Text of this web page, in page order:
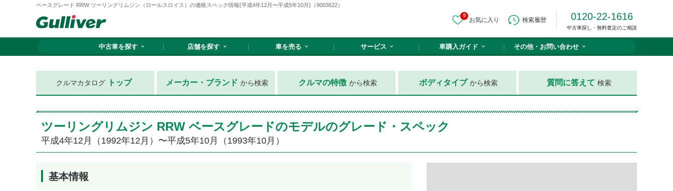
ベースグレード RRW ツーリングリムジン（ロールスロイス）の価格スペック情報{平成4年12月〜平成5年10月}（9003622）
0
お気に入り 検索履歴 0120-22-1616
中古車探し・無料査定のご相談
中古車を探す 店舗を探す 車を売る サービス 車購入ガイド その他・ お問い合わせ
クルマカタログ トップ メーカー・ブランド から検索 クルマの特徴 から検索 ボディタイプ から検索 質問に答えて 検索
ツーリングリムジン RRW ベースグレードのモデルのグレード・スペック
平成4年12月（1992年12月）〜平成5年10月（1993年10月）
基本情報